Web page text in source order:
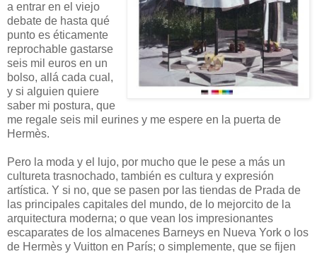
a entrar en el viejo
debate de hasta qué
punto es éticamente
reprochable gastarse
seis mil euros en un
bolso, allá cada cual,
y si alguien quiere
saber mi postura, que
me regale seis mil eurines y me espere en la puerta de
Hermès.
Pero la moda y el lujo, por mucho que le pese a más un
cultureta trasnochado, también es cultura y expresión
artística. Y si no, que se pasen por las tiendas de Prada de
las principales capitales del mundo, de lo mejorcito de la
arquitectura moderna; o que vean los impresionantes
escaparates de los almacenes Barneys en Nueva York o los
de Hermès y Vuitton en París; o simplemente, que se fijen